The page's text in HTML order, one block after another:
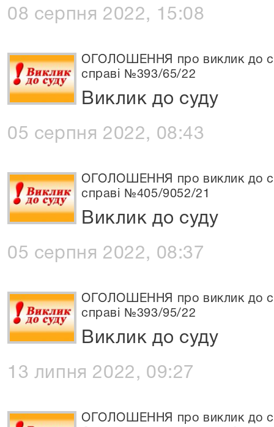
08 серпня 2022, 15:08
ОГОЛОШЕННЯ про виклик до
справі №393/65/22
Виклик до суду
05 серпня 2022, 08:43
ОГОЛОШЕННЯ про виклик до
справі №405/9052/21
Виклик до суду
05 серпня 2022, 08:37
ОГОЛОШЕННЯ про виклик до
справі №393/95/22
Виклик до суду
13 липня 2022, 09:27
ОГОЛОШЕННЯ про виклик до